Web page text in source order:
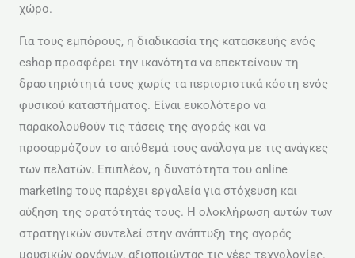
χώρο.
Για τους εμπόρους, η διαδικασία της κατασκευής ενός
eshop προσφέρει την ικανότητα να επεκτείνουν τη
δραστηριότητά τους χωρίς τα περιοριστικά κόστη ενός
φυσικού καταστήματος. Είναι ευκολότερο να
παρακολουθούν τις τάσεις της αγοράς και να
προσαρμόζουν το απόθεμά τους ανάλογα με τις ανάγκες
των πελατών. Επιπλέον, η δυνατότητα του online
marketing τους παρέχει εργαλεία για στόχευση και
αύξηση της ορατότητάς τους. Η ολοκλήρωση αυτών των
στρατηγικών συντελεί στην ανάπτυξη της αγοράς
μουσικών οργάνων, αξιοποιώντας τις νέες τεχνολογίες.